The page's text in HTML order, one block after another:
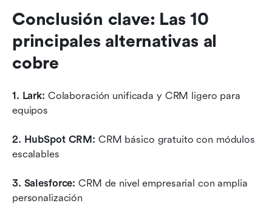
Conclusión clave: Las 10
principales alternativas al
cobre
1. Lark: Colaboración unificada y CRM ligero para
equipos
2. HubSpot CRM: CRM básico gratuito con módulos
escalables
3. Salesforce: CRM de nivel empresarial con amplia
personalización